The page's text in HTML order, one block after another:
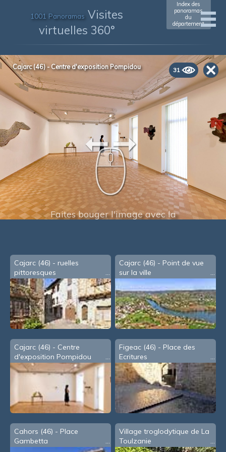
1001 Panoramas Visites
virtuelles 360°
Index des
panoramas
du
département
31
Cajarc (46) - Centre d'exposition Pompidou
Faites bouger l'image avec la
Cajarc (46) - ruelles
pittoresques
Cajarc (46) - Point de vue
sur la ville
Cajarc (46) - Centre
d'exposition Pompidou
Figeac (46) - Place des
Ecritures
Cahors (46) - Place
Gambetta
Village troglodytique de La
Toulzanie